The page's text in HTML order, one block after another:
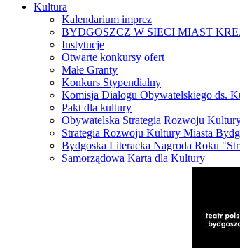
Kultura
Kalendarium imprez
BYDGOSZCZ W SIECI MIAST
Instytucje
Otwarte konkursy ofert
Małe Granty
Konkurs Stypendialny
Komisja Dialogu Obywatelskiego ds.
Pakt dla kultury
Obywatelska Strategia Rozwoju
Strategia Rozwoju Kultury Miasta
Bydgoska Literacka Nagroda Roku
Samorządowa Karta dla Kultury